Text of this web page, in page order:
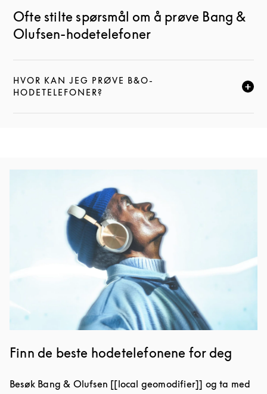
Ofte stilte spørsmål om å prøve Bang &
Olufsen-hodetelefoner
HVOR KAN JEG PRØVE B&O-
HODETELEFONER?
KLIKK FOR Å UTVIDE DENNE BESKRIVELSEN, OG
Finn de beste hodetelefonene for deg
Besøk Bang & Olufsen [[local geomodifier]] og ta med